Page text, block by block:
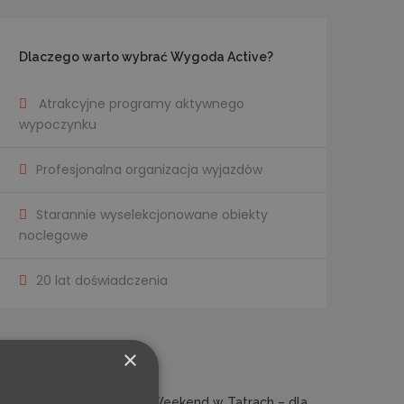
Dlaczego warto wybrać Wygoda Active?
Atrakcyjne programy aktywnego
wypoczynku
Profesjonalna organizacja wyjazdów
Starannie wyselekcjonowane obiekty
noclegowe
20 lat doświadczenia
×